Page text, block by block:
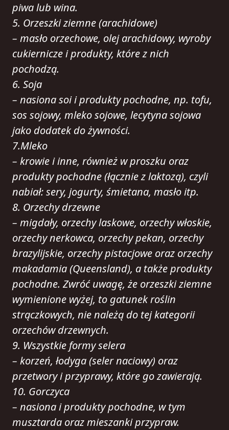
piwa lub wina.
5. Orzeszki ziemne (arachidowe)
– masło orzechowe, olej arachidowy, wyroby
cukiernicze i produkty, które z nich
pochodzą.
6. Soja
– nasiona soi i produkty pochodne, np. tofu,
sos sojowy, mleko sojowe, lecytyna sojowa
jako dodatek do żywności.
7.Mleko
– krowie i inne, również w proszku oraz
produkty pochodne (łącznie z laktozą), czyli
nabiał: sery, jogurty, śmietana, masło itp.
8. Orzechy drzewne
– migdały, orzechy laskowe, orzechy włoskie,
orzechy nerkowca, orzechy pekan, orzechy
brazylijskie, orzechy pistacjowe oraz orzechy
makadamia (Queensland), a także produkty
pochodne. Zwróć uwagę, że orzeszki ziemne
wymienione wyżej, to gatunek roślin
strączkowych, nie należą do tej kategorii
orzechów drzewnych.
9. Wszystkie formy selera
– korzeń, łodyga (seler naciowy) oraz
przetwory i przyprawy, które go zawierają.
10. Gorczyca
– nasiona i produkty pochodne, w tym
musztarda oraz mieszanki przypraw.